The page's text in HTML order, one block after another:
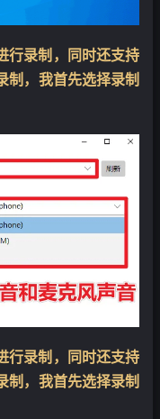
行录制，同时还支持
制，我首先选择录制
行录制，同时还支持
制，我首先选择录制